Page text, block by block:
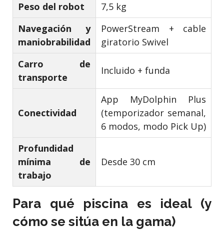
Peso del robot
7,5 kg
Navegación y
maniobrabilidad
PowerStream + cable
giratorio Swivel
Carro de
transporte
Incluido + funda
Conectividad
App MyDolphin Plus
(temporizador semanal,
6 modos, modo Pick Up)
Profundidad
mínima de
trabajo
Desde 30 cm
Para qué piscina es ideal (y
cómo se sitúa en la gama)